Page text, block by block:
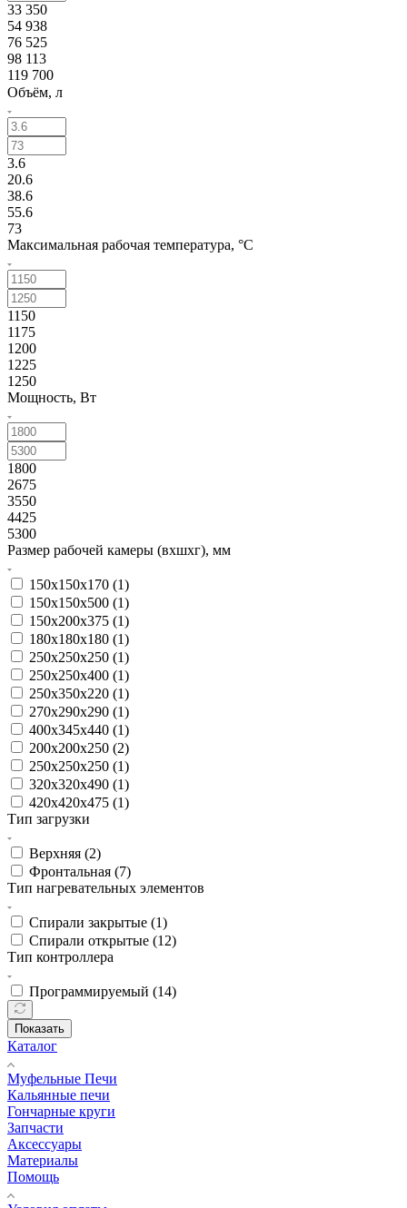
33 350
54 938
76 525
98 113
119 700
Объём, л
3.6
20.6
38.6
55.6
73
Максимальная рабочая температура, °C
1150
1175
1200
1225
1250
Мощность, Вт
1800
2675
3550
4425
5300
Размер рабочей камеры (вхшхг), мм
150x150x170 (1)
150x150x500 (1)
150х200х375 (1)
180x180x180 (1)
250x250x250 (1)
250x250x400 (1)
250x350x220 (1)
270x290x290 (1)
400x345x440 (1)
200х200х250 (2)
250х250х250 (1)
320х320х490 (1)
420х420х475 (1)
Тип загрузки
Верхняя (2)
Фронтальная (7)
Тип нагревательных элементов
Спирали закрытые (1)
Спирали открытые (12)
Тип контроллера
Программируемый (14)
Показать
Каталог
Муфельные Печи
Кальянные печи
Гончарные круги
Запчасти
Аксессуары
Материалы
Помощь